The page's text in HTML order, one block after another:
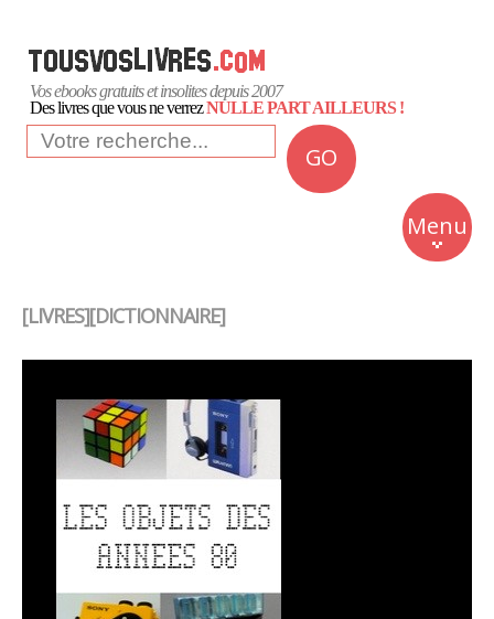
Vos ebooks gratuits et insolites depuis 2007
Des livres que vous ne verrezNULLE PART AILLEURS !
GO
Menu
Insolite
Business
[LIVRES][DICTIONNAIRE]